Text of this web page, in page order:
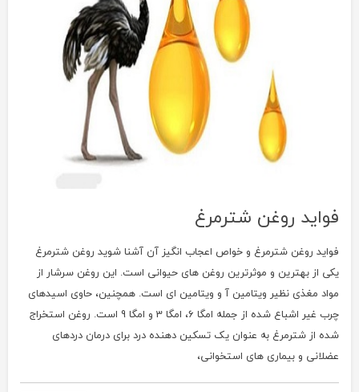
فواید روغن شترمرغ
فواید روغن شترمرغ و خواص اعجاب انگیز آن آشنا شوید روغن شترمرغ
یکی از بهترین و موثرترین روغن های حیوانی است. این روغن سرشار از
مواد مغذی نظیر ویتامین آ و ویتامین ای است. همچنین، حاوی اسیدهای
چرب غیر اشباع شده از جمله امگا 6، امگا 3 و امگا 9 است. روغن استخراج
شده از شترمرغ به عنوان یک تسکین دهنده درد برای درمان دردهای
عضلانی و بیماری های استخوانی،